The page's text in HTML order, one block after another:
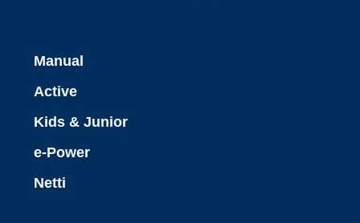
Manual
Active
Kids & Junior
e-Power
Netti